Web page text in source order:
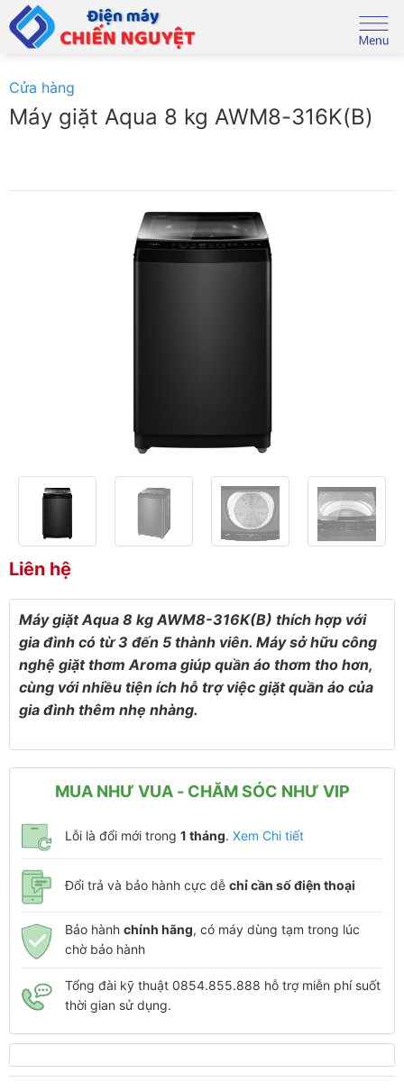
Skip
to
Cửa hàng
Máy giặt Aqua 8 kg AWM8-316K(B)
Liên hệ
Máy giặt Aqua 8 kg AWM8-316K(B) thích hợp với
gia đình có từ 3 đến 5 thành viên. Máy sở hữu công
nghệ giặt thơm Aroma giúp quần áo thơm tho hơn,
cùng với nhiều tiện ích hỗ trợ việc giặt quần áo của
gia đình thêm nhẹ nhàng.
MUA NHƯ VUA - CHĂM SÓC NHƯ VIP
Lỗi là đổi mới trong 1 tháng. Xem Chi tiết
Đổi trả và bảo hành cực dễ chỉ cần số điện thoại
Bảo hành chính hãng, có máy dùng tạm trong lúc
chờ bảo hành
Tổng đài kỹ thuật 0854.855.888 hỗ trợ miễn phí suốt
thời gian sử dụng.